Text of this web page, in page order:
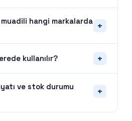
hangi markalarda +
kullanılır? +
ve stok durumu
+